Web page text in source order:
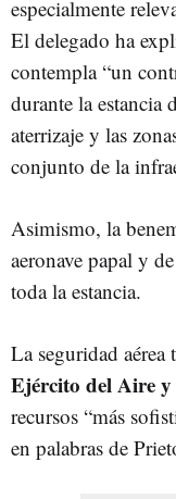
especialmente
El delegado ha
contempla “un
durante la estancia
aterrizaje y las
conjunto de la
Asimismo, la
aeronave papal y
toda la estancia.
La seguridad
Ejército del Aire y
recursos “más
en palabras de